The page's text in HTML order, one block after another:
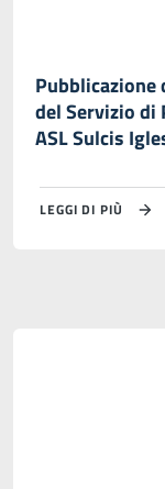
del Servizio di
ASL Sulcis
LEGGI DI PIÙ